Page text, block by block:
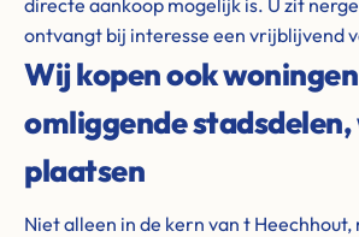
directe aankoop mogelijk is. U zit
ontvangt bij interesse een vrijblijvend
Wij kopen ook
omliggende stadsdelen,
plaatsen
Niet alleen in de kern van t Heechhout,